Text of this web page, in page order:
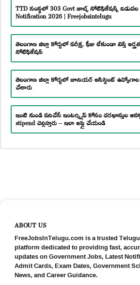
TTD సంస్థలో 303 Govt జాబ్స్ నోటిఫికేషన్స్ విడుదల
Notification 2026 | Freejobsintelugu
తెలంగాణ జిల్లా కోర్టులో పరీక్ష, ఫీజు లేకుండా టెన్త్
నోటిఫికేషన్
తెలంగాణ జిల్లా కోర్టులో జూనియర్ అసిస్టెంట్
చేశారు
ఇంటి నుండి పనిచేసే ఇంటర్న్షిప్ కోసం దరఖాస్తుల
stipend చెల్లిస్తారు – ఇలా అప్లై చేయండి
ABOUT US
FreeJobsInTelugu.com is a trusted
platform dedicated to providing fast,
updates on Government Jobs, Latest
Admit Cards, Exam Dates, Government
News, and Career Guidance.